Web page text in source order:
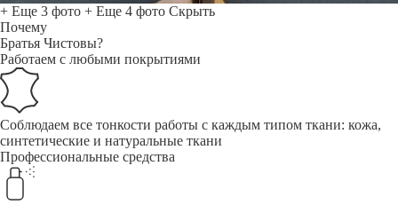
+ Еще 3 фото + Еще 4 фото Скрыть
Почему
Братья Чистовы?
Работаем с любыми покрытиями
Соблюдаем все тонкости работы с каждым типом ткани: кожа,
синтетические и натуральные ткани
Профессиональные средства